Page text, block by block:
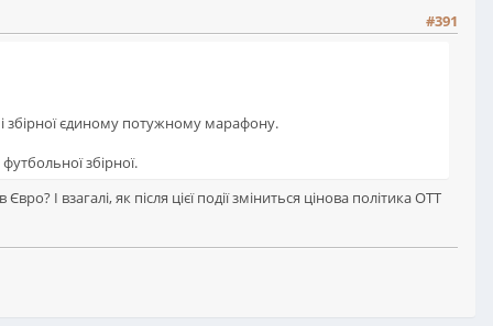
#391
збірної єдиному потужному марафону.
збірної.
І взагалі, як після цієї події зміниться цінова політика ОТТ